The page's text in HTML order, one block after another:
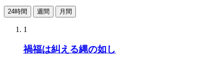
24時間 週間 月間
1
禍福は糾える縄の如し